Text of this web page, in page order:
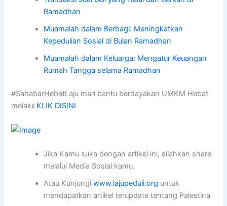
Ramadhan
Muamalah dalam Berbagi: Meningkatkan
Kepedulian Sosial di Bulan Ramadhan
Muamalah dalam Keluarga: Mengatur Keuangan
Rumah Tangga selama Ramadhan
#SahabarHebatLaju mari bantu berdayakan UMKM Hebat
melalui KLIK DISINI
Jika Kamu suka dengan artikel ini, silahkan share
melalui Media Sosial kamu.
Atau Kunjungiwww.lajupeduli.org untuk
mendapatkan artikel terupdate tentang Palestina